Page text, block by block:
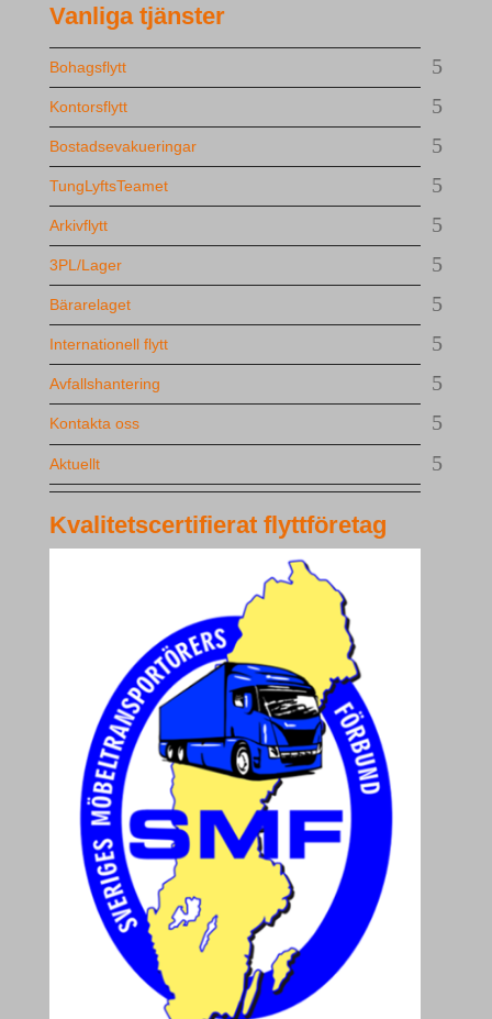
Vanliga tjänster
Bohagsflytt
Kontorsflytt
Bostadsevakueringar
TungLyftsTeamet
Arkivflytt
3PL/Lager
Bärarelaget
Internationell flytt
Avfallshantering
Kontakta oss
Aktuellt
Kvalitetscertifierat flyttföretag